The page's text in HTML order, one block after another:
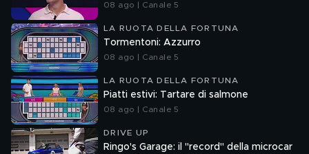
08 ago | Canale 5
LA RUOTA DELLA FORTUNA
Tormentoni: Azzurro
08 ago | Canale 5
LA RUOTA DELLA FORTUNA
Piatti estivi: Tartare di salmone
08 ago | Canale 5
DRIVE UP
Ringo's Garage: il "record" della microcar